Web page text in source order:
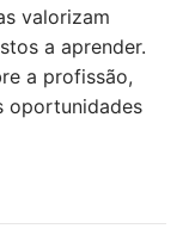
valorizam
a aprender.
a profissão,
oportunidades